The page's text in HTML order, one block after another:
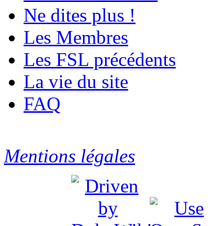
Ne dites plus !
Les Membres
Les FSL précédents
La vie du site
FAQ
Mentions légales